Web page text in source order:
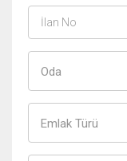
Oda
Emlak Türü